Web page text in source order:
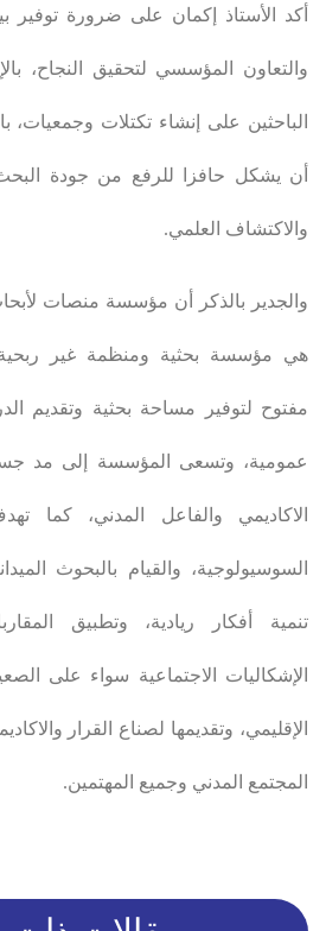
أكد الأستاذ إكمان على ضرورة توفير
والتعاون المؤسسي لتحقيق النجاح،
الباحثين على إنشاء تكتلات وجمعيات،
أن يشكل حافزا للرفع من جودة البحث
والاكتشاف العلمي.
والجدير بالذكر أن مؤسسة منصات
هي مؤسسة بحثية ومنظمة غير
مفتوح لتوفير مساحة بحثية وتقديم
عمومية، وتسعى المؤسسة إلى مد
الاكاديمي والفاعل المدني، كما
السوسيولوجية، والقيام بالبحوث
تنمية أفكار ريادية، وتطبيق
الإشكاليات الاجتماعية سواء على
الإقليمي، وتقديمها لصناع القرار
المجتمع المدني وجميع المهتمين.